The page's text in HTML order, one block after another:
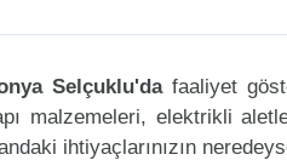
Selçuklu'dafaaliyet
malzemeleri, elektrikli
ihtiyaçlarınızın